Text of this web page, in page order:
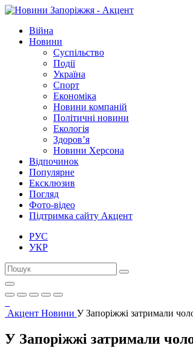
Війна
Новини
Суспільство
Події
Україна
Спорт
Економіка
Новини компаній
Політичні новини
Екологія
Здоров’я
Новини Херсона
Відпочинок
Популярне
Ексклюзив
Погляд
Фото-відео
Підтримка сайту Акцент
РУС
УКР
Акцент Новини У Запоріжжі затримали
У Запоріжжі затримали